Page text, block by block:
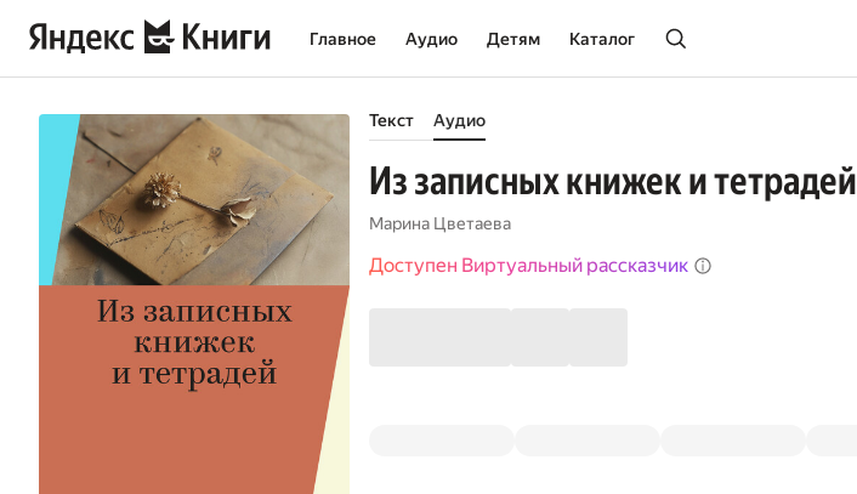
Главное Аудио Детям Каталог
Текст Аудио
Из записных книжек и тетрадей
Марина Цветаева
Доступен Виртуальный рассказчик